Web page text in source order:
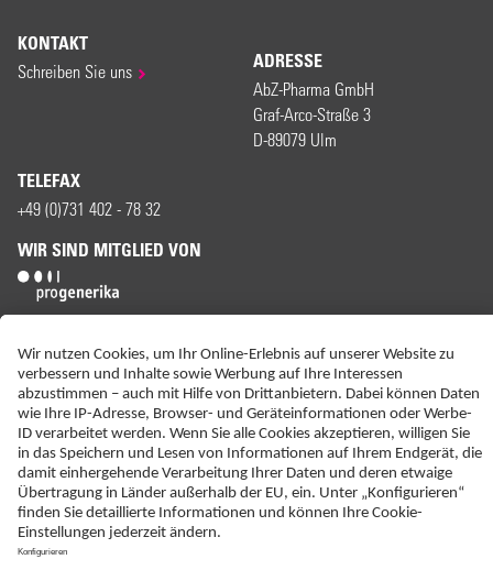
KONTAKT
Schreiben Sie uns ADRESSE
AbZ-Pharma GmbH
Graf-Arco-Straße 3
D-89079 Ulm
TELEFAX
+49 (0)731 402 - 78 32
WIR SIND MITGLIED VON
ERKLÄRUNG ZUR BARRIEREFREIHEIT
IMPRESSUM
KONTAKT
NEBENWIRKUNGSANZEIGEN
LIEFER-AGB